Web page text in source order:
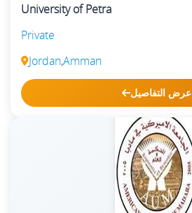
University of Petra
Private
Jordan,Amman
عرض التفاصيل